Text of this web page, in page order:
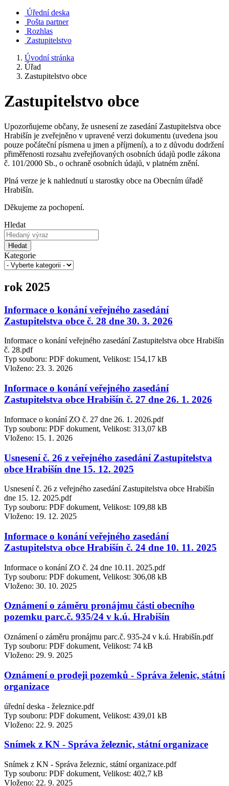
Úřední deska
Pošta partner
Rozhlas
Zastupitelstvo
Úvodní stránka
Úřad
Zastupitelstvo obce
Zastupitelstvo obce
Upozorňujeme občany, že usnesení ze zasedání Zastupitelstva obce
Hrabišín je zveřejněno v upravené verzi dokumentu (uvedena jsou
pouze počáteční písmena u jmen a příjmení), a to z důvodu dodržení
přiměřenosti rozsahu zveřejňovaných osobních údajů podle zákona
č. 101/2000 Sb., o ochraně osobních údajů, v platném znění.
Plná verze je k nahlednutí u starostky obce na Obecním úřadě
Hrabišín.
Děkujeme za pochopení.
Hledat
Hledat
Kategorie
rok 2025
Informace o konání veřejného zasedání
Zastupitelstva obce č. 28 dne 30. 3. 2026
Informace o konání veřejného zasedání Zastupitelstva obce Hrabišín
č. 28.pdf
Typ souboru: PDF dokument, Velikost: 154,17 kB
Vloženo: 23. 3. 2026
Informace o konání veřejného zasedání
Zastupitelstva obce Hrabišín č. 27 dne 26. 1. 2026
Informace o konání ZO č. 27 dne 26. 1. 2026.pdf
Typ souboru: PDF dokument, Velikost: 313,07 kB
Vloženo: 15. 1. 2026
Usnesení č. 26 z veřejného zasedání Zastupitelstva
obce Hrabišín dne 15. 12. 2025
Usnesení č. 26 z veřejného zasedání Zastupitelstva obce Hrabišín
dne 15. 12. 2025.pdf
Typ souboru: PDF dokument, Velikost: 109,88 kB
Vloženo: 19. 12. 2025
Informace o konání veřejného zasedání
Zastupitelstva obce Hrabišín č. 24 dne 10. 11. 2025
Informace o konání ZO č. 24 dne 10.11. 2025.pdf
Typ souboru: PDF dokument, Velikost: 306,08 kB
Vloženo: 30. 10. 2025
Oznámení o záměru pronájmu části obecního
pozemku parc.č. 935/24 v k.ú. Hrabišín
Oznámení o záměru pronájmu parc.č. 935-24 v k.ú. Hrabišín.pdf
Typ souboru: PDF dokument, Velikost: 74 kB
Vloženo: 29. 9. 2025
Oznámení o prodeji pozemků - Správa želenic, státní
organizace
úřední deska - železnice.pdf
Typ souboru: PDF dokument, Velikost: 439,01 kB
Vloženo: 22. 9. 2025
Snímek z KN - Správa železnic, státní organizace
Snímek z KN - Správa železnic, státní organizace.pdf
Typ souboru: PDF dokument, Velikost: 402,7 kB
Vloženo: 22. 9. 2025